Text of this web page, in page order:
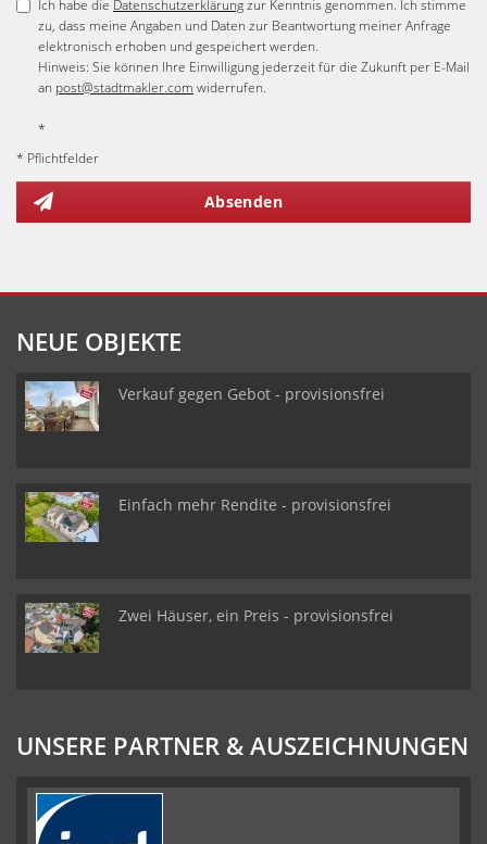
Ich habe die Datenschutzerklärungzur Kenntnis genommen. Ich stimme
zu, dass meine Angaben und Daten zur Beantwortung meiner Anfrage
elektronisch erhoben und gespeichert werden.
Hinweis: Sie können Ihre Einwilligung jederzeit für die Zukunft per E-Mail
an post@stadtmakler.com widerrufen.
*
* Pflichtfelder
Absenden
NEUE OBJEKTE
Verkauf gegen Gebot - provisionsfrei
Einfach mehr Rendite - provisionsfrei
Zwei Häuser, ein Preis - provisionsfrei
UNSERE PARTNER & AUSZEICHNUNGEN